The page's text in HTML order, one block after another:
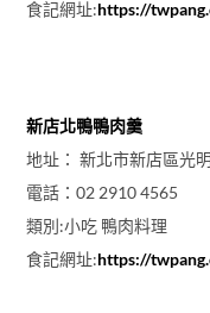
食記網址:https://
新店北鴨鴨肉羹
地址： 新北市新店區光
電話：02 2910 4565
類別:小吃 鴨肉料理
食記網址:https://